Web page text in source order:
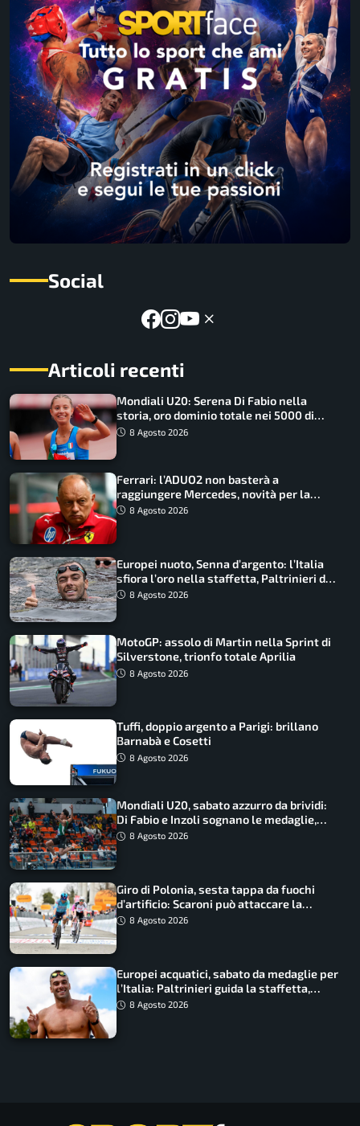
Social
Articoli recenti
Mondiali U20: Serena Di Fabio nella
storia, oro dominio totale nei 5000 di
marcia
8 Agosto 2026
Ferrari: l’ADUO2 non basterà a
raggiungere Mercedes, novità per la
Macarena
8 Agosto 2026
Europei nuoto, Senna d’argento: l’Italia
sfiora l’oro nella staffetta, Paltrinieri da
urlo, il bilancio azzurro
8 Agosto 2026
MotoGP: assolo di Martin nella Sprint di
Silverstone, trionfo totale Aprilia
8 Agosto 2026
Tuffi, doppio argento a Parigi: brillano
Barnabà e Cosetti
8 Agosto 2026
Mondiali U20, sabato azzurro da brividi:
Di Fabio e Inzoli sognano le medaglie,
Castellani e Succo in finale
8 Agosto 2026
Giro di Polonia, sesta tappa da fuochi
d’artificio: Scaroni può attaccare la
maglia di Lemmen
8 Agosto 2026
Europei acquatici, sabato da medaglie per
l’Italia: Paltrinieri guida la staffetta,
Barnabà sogna l’oro dalle grandi altezze
8 Agosto 2026